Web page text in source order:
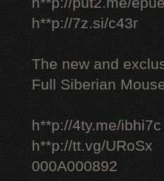
h**p://7z.si/c43r
The new and
Full Siberian
h**p://4ty.me/ibhi7c
h**p://tt.vg/URoSx
000A000892